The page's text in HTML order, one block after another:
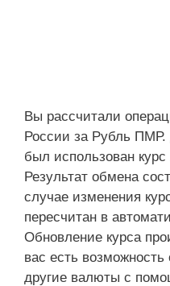
Вы рассчитали
России за Рубль ПМР.
был использован
Результат обмена
случае изменения
пересчитан в
Обновление курса
вас есть
другие валюты с